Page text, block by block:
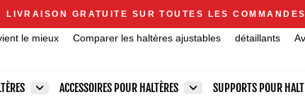
Diaporama
Pause
Announcements
LIVRAISON GRATUITE SUR TOUTES LES
le mieux Comparer les haltères ajustables détaillants
ACCESSOIRES POUR HALTÈRES SUPPORTS POUR